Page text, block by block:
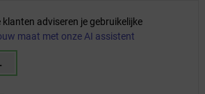
klanten adviseren je gebruikelijke
maat met onze AI assistent